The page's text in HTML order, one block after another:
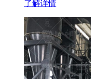
了解详情